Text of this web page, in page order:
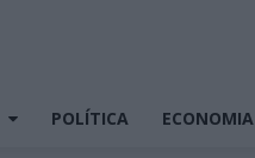
POLÍTICA ECONOMIA